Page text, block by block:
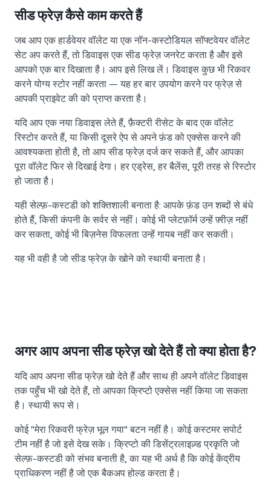
सीड फ्रेज़ कैसे काम करते हैं
जब आप एक हार्डवेयर वॉलेट या एक नॉन-कस्टोडियल सॉफ्टवेयर वॉलेट
सेट अप करते हैं, तो डिवाइस एक सीड फ्रेज़ जनरेट करता है और इसे
आपको एक बार दिखाता है। आप इसे लिख लें। डिवाइस कुछ भी रिकवर
करने योग्य स्टोर नहीं करता — यह हर बार उपयोग करने पर फ्रेज़ से
आपकी प्राइवेट की को प्राप्त करता है।
यदि आप एक नया डिवाइस लेते हैं, फ़ैक्टरी रीसेट के बाद एक वॉलेट
रिस्टोर करते हैं, या किसी दूसरे ऐप से अपने फ़ंड को एक्सेस करने की
आवश्यकता होती है, तो आप सीड फ्रेज़ दर्ज कर सकते हैं, और आपका
पूरा वॉलेट फिर से दिखाई देगा। हर एड्रेस, हर बैलेंस, पूरी तरह से रिस्टोर
हो जाता है।
यही सेल्फ़-कस्टडी को शक्तिशाली बनाता है: आपके फ़ंड उन शब्दों से बंधे
होते हैं, किसी कंपनी के सर्वर से नहीं। कोई भी प्लेटफ़ॉर्म उन्हें फ़्रीज़ नहीं
कर सकता, कोई भी बिज़नेस विफलता उन्हें गायब नहीं कर सकती।
यह भी वही है जो सीड फ्रेज़ के खोने को स्थायी बनाता है।
अगर आप अपना सीड फ्रेज़ खो देते हैं तो क्या होता है?
यदि आप अपना सीड फ्रेज़ खो देते हैं और साथ ही अपने वॉलेट डिवाइस
तक पहुँच भी खो देते हैं, तो आपका क्रिप्टो एक्सेस नहीं किया जा सकता
है। स्थायी रूप से।
कोई "मेरा रिकवरी फ्रेज़ भूल गया" बटन नहीं है। कोई कस्टमर सपोर्ट
टीम नहीं है जो इसे देख सके। क्रिप्टो की डिसेंट्रलाइज़्ड प्रकृति जो
सेल्फ़-कस्टडी को संभव बनाती है, का यह भी अर्थ है कि कोई केंद्रीय
प्राधिकरण नहीं है जो एक बैकअप होल्ड करता है।